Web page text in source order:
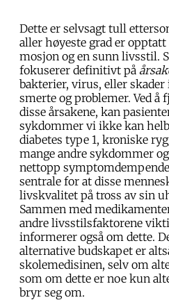
Dette er selvsagt tull
aller høyeste grad er opptatt
mosjon og en sunn livsstil.
fokuserer definitivt på
bakterier, virus, eller
smerte og problemer. Ved å
disse årsakene, kan
sykdommer vi ikke kan
diabetes type 1, kroniske
mange andre sykdommer
nettopp
sentrale for at disse
livskvalitet på tross av sin
Sammen med
andre livsstilsfaktorene
informerer også om dette.
alternative budskapet er
skolemedisinen, selv om
som om dette er noe kun
bryr seg om.